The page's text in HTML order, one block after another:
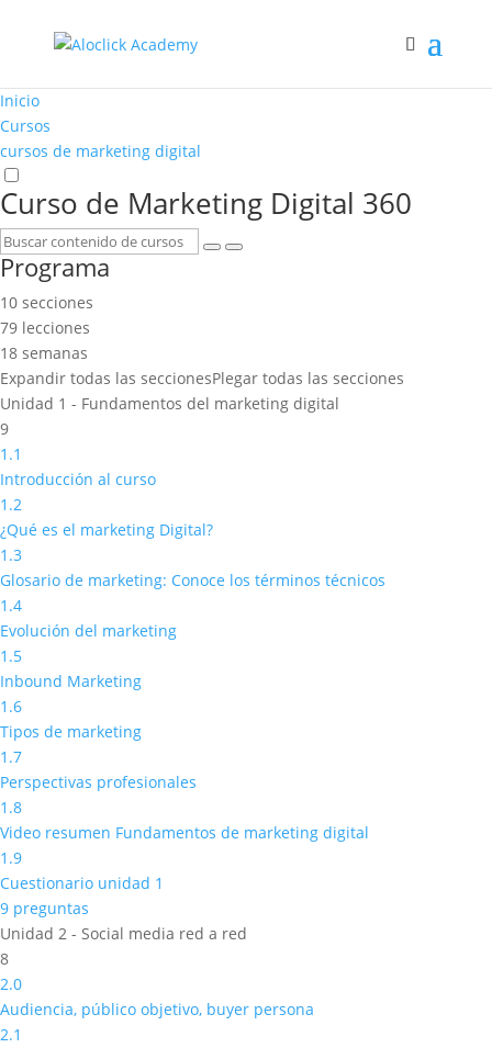
Inicio
Cursos
cursos de marketing digital
Curso de Marketing Digital 360
Programa
10 secciones
79 lecciones
18 semanas
Expandir todas las seccionesPlegar todas las secciones
Unidad 1 - Fundamentos del marketing digital
9
1.1
Introducción al curso
1.2
¿Qué es el marketing Digital?
1.3
Glosario de marketing: Conoce los términos técnicos
1.4
Evolución del marketing
1.5
Inbound Marketing
1.6
Tipos de marketing
1.7
Perspectivas profesionales
1.8
Video resumen Fundamentos de marketing digital
1.9
Cuestionario unidad 1
9 preguntas
Unidad 2 - Social media red a red
8
2.0
Audiencia, público objetivo, buyer persona
2.1